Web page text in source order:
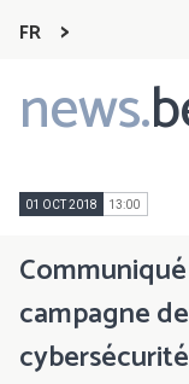
FR
news.
Main
navigation
01 OCT 2018 13:00
campagne
cybersécurité